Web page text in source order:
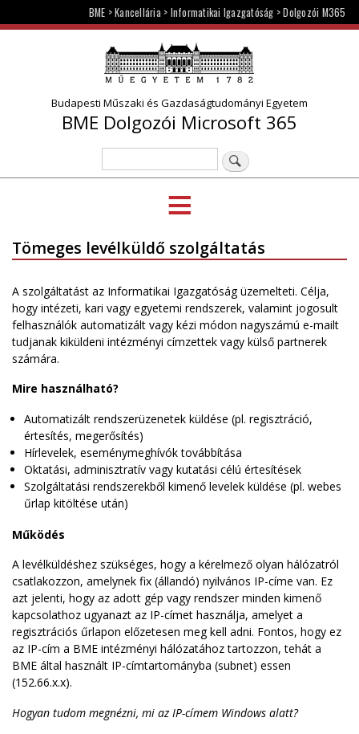
Ugrás
a
tartalomra
BME >Kancellária> Informatikai Igazgatóság >Dolgozói M365
Budapesti Műszaki és Gazdaságtudományi Egyetem
BME Dolgozói Microsoft 365
Keresés
≡
CÍMLAP
BEJELENTKEZÉS
BME CÍMTÁR
TÁJÉKOZTATÓK
ADMINISZTRÁCIÓ
ELFELEJTETT
JELSZÓ
Tömeges levélküldő szolgáltatás
A szolgáltatást az Informatikai Igazgatóság üzemelteti. Célja,
hogy intézeti, kari vagy egyetemi rendszerek, valamint jogosult
felhasználók automatizált vagy kézi módon nagyszámú e-mailt
tudjanak kiküldeni intézményi címzettek vagy külső partnerek
számára.
Mire használható?
Automatizált rendszerüzenetek küldése (pl. regisztráció,
értesítés, megerősítés)
Hírlevelek, eseménymeghívók továbbítása
Oktatási, adminisztratív vagy kutatási célú értesítések
Szolgáltatási rendszerekből kimenő levelek küldése (pl. webes
űrlap kitöltése után)
Működés
A levélküldéshez szükséges, hogy a kérelmező olyan hálózatról
csatlakozzon, amelynek fix (állandó) nyilvános IP-címe van. Ez
azt jelenti, hogy az adott gép vagy rendszer minden kimenő
kapcsolathoz ugyanazt az IP-címet használja, amelyet a
regisztrációs űrlapon előzetesen meg kell adni. Fontos, hogy ez
az IP-cím a BME intézményi hálózatához tartozzon, tehát a
BME által használt IP-címtartományba (subnet) essen
(152.66.x.x).
Hogyan tudom megnézni, mi az IP-címem Windows alatt?